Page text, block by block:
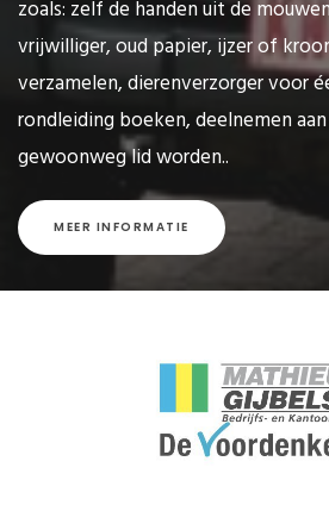
zoals: zelf de handen uit de
vrijwilliger, oud papier, ijzer of
verzamelen, dierenverzorger voor
rondleiding boeken, deelnemen
gewoonweg lid worden..
MEER INFORMATIE